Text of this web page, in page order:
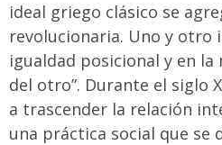
ideal griego clásico se
revolucionaria. Uno y otro
igualdad posicional y en la
del otro”. Durante el siglo
a trascender la relación
una práctica social que se